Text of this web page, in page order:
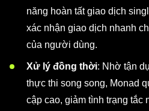
năng hoàn tất giao dịch
xác nhận giao dịch nhanh
của người dùng.
Xử lý đồng thời: Nhờ tận
thực thi song song, Monad
cập cao, giảm tình trạng tắc